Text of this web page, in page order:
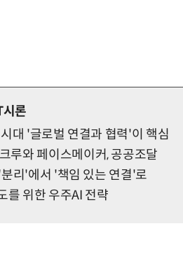
시론
대 '글로벌 연결과 협력'이 핵심
루와 페이스메이커, 공공조달
리'에서 '책임 있는 연결'로
를 위한 우주AI 전략